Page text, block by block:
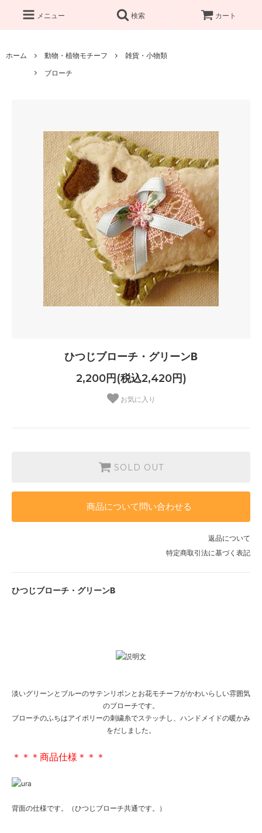
メニュー 検索 カート
ホーム 動物・植物モチーフ
雑貨・小物類
ブローチ
ひつじブローチ・グリーンB
2,200円(税込2,420円)
お気に入り
SOLD OUT
商品について問い合わせる
返品について
特定商取引法に基づく表記
ひつじブローチ・グリーンB
淡いグリーンとブルーのサテンリボンとお花モチーフがかわいらしい雰囲気
のブローチです。
ブローチのふちはアイボリーの刺繍糸でステッチし、ハンドメイドの暖かみ
をだしました。
＊＊＊商品仕様＊＊＊
背面の仕様です。（ひつじブローチ共通です。）